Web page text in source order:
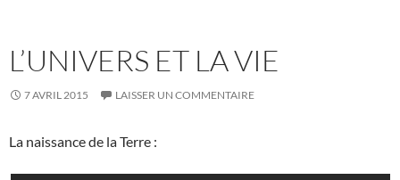
L’UNIVERS ET LA VIE
7 AVRIL 2015 LAISSER UN COMMENTAIRE
La naissance de la Terre :